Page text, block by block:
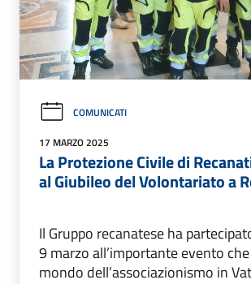
COMUNICATI
17 MARZO 2025
La Protezione Civile di
al Giubileo del Volontariato a
Il Gruppo recanatese ha
9 marzo all’importante evento
mondo dell’associazionismo in